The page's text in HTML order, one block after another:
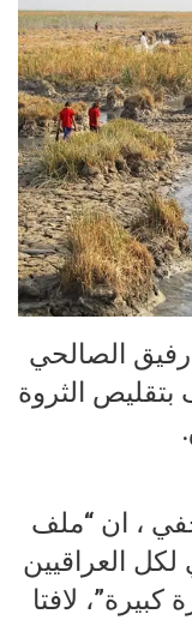
رفيق الصالحي
الثروة
، ان “ملف
العراقيين
لافتا